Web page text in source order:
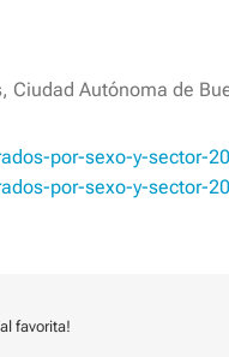
Ciudad Autónoma de
por-sexo-y-sector-
por-sexo-y-sector-
favorita!